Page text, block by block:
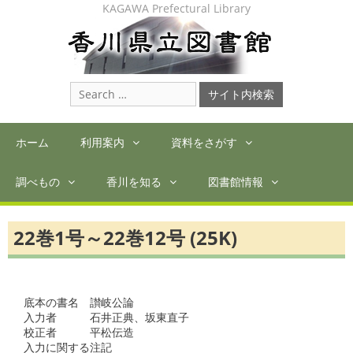
KAGAWA Prefectural Library
Search
for:
ホーム 利用案内 資料をさがす
調べもの 香川を知る 図書館情報
22巻1号～22巻12号 (25K)
底本の書名　讃岐公論
入力者　　　石井正典、坂東直子
校正者　　　平松伝造
入力に関する注記